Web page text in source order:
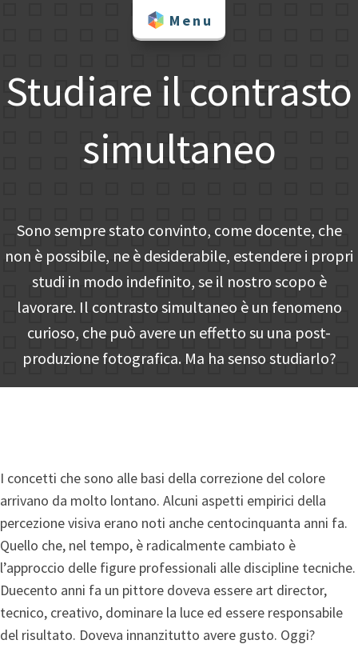
Menu
Studiare il contrasto
simultaneo
Sono sempre stato convinto, come docente, che
non è possibile, ne è desiderabile, estendere i propri
studi in modo indefinito, se il nostro scopo è
lavorare. Il contrasto simultaneo è un fenomeno
curioso, che può avere un effetto su una post-
produzione fotografica. Ma ha senso studiarlo?
I concetti che sono alle basi della correzione del colore
arrivano da molto lontano. Alcuni aspetti empirici della
percezione visiva erano noti anche centocinquanta anni fa.
Quello che, nel tempo, è radicalmente cambiato è
l’approccio delle figure professionali alle discipline tecniche.
Duecento anni fa un pittore doveva essere art director,
tecnico, creativo, dominare la luce ed essere responsabile
del risultato. Doveva innanzitutto avere gusto. Oggi?